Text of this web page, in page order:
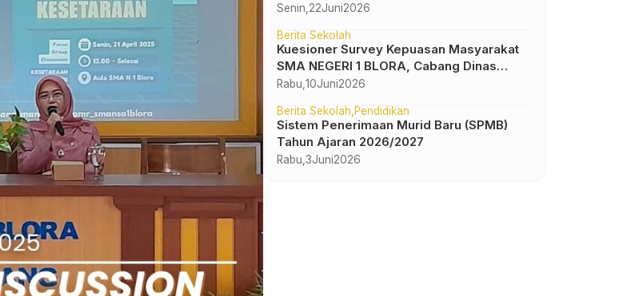
Senin, 22Juni2026
Berita Sekolah
Kuesioner Survey Kepuasan Masyarakat
SMA NEGERI 1 BLORA, Cabang Dinas
Pendidikan Wilayah IV
Rabu, 10Juni2026
Berita Sekolah Pendidikan
Sistem Penerimaan Murid Baru (SPMB)
Tahun Ajaran 2026/2027
Rabu, 3Juni2026